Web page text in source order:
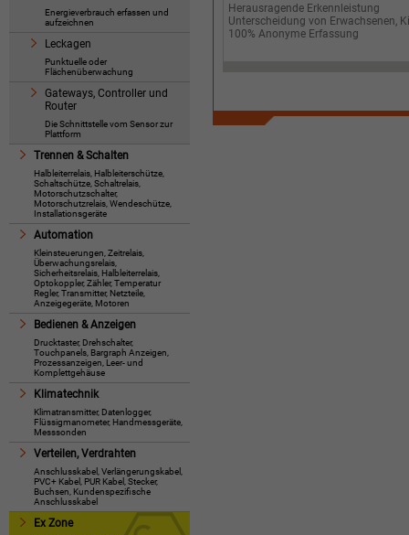
Energieverbrauch erfassen und
aufzeichnen
Leckagen
Punktuelle oder
Flächenüberwachung
Gateways, Controller und
Router
Die Schnittstelle vom Sensor zur
Plattform
Trennen & Schalten
Halbleiterrelais, Halbleiterschütze,
Schaltschütze, Schaltrelais,
Motorschutzschalter,
Motorschutzrelais, Wendeschütze,
Installationsgeräte
Automation
Kleinsteuerungen, Zeitrelais,
Überwachungsrelais,
Sicherheitsrelais, Halbleiterrelais,
Optokoppler, Zähler, Temperatur
Regler, Transmitter, Netzteile,
Anzeigegeräte, Motoren
Bedienen & Anzeigen
Drucktaster, Drehschalter,
Touchpanels, Bargraph Anzeigen,
Prozessanzeigen, Leer- und
Komplettgehäuse
Klimatechnik
Klimatransmitter, Datenlogger,
Flüssigmanometer, Handmessgeräte,
Messsonden
Verteilen, Verdrahten
Anschlusskabel, Verlängerungskabel,
PVC+ Kabel, PUR Kabel, Stecker,
Buchsen, Kundenspezifische
Anschlusskabel
Ex Zone
Herausragende Erkennleistung
Unterscheidung von Erwachsenen,
100% Anonyme Erfassung